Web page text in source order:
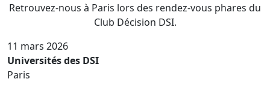
Retrouvez-nous à Paris lors des rendez-vous phares du
Club Décision DSI.
11 mars 2026
Universités des DSI
Paris